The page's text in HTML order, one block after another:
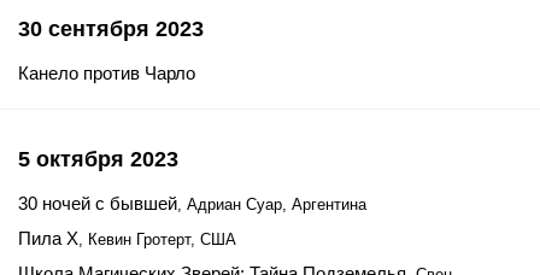
30 сентября 2023
Канело против Чарло
5 октября 2023
30 ночей с бывшей, Адриан Суар, Аргентина
Пила Х, Кевин Гротерт, США